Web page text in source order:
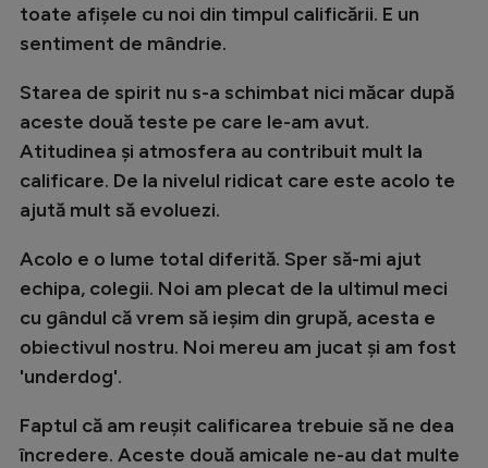
toate afișele cu noi din timpul calificării. E un
sentiment de mândrie.
Starea de spirit nu s-a schimbat nici măcar după
aceste două teste pe care le-am avut.
Atitudinea și atmosfera au contribuit mult la
calificare. De la nivelul ridicat care este acolo te
ajută mult să evoluezi.
Acolo e o lume total diferită. Sper să-mi ajut
echipa, colegii. Noi am plecat de la ultimul meci
cu gândul că vrem să ieșim din grupă, acesta e
obiectivul nostru. Noi mereu am jucat și am fost
'underdog'.
Faptul că am reușit calificarea trebuie să ne dea
încredere. Aceste două amicale ne-au dat multe